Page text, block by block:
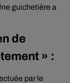
guichetière a
de
» :
par le